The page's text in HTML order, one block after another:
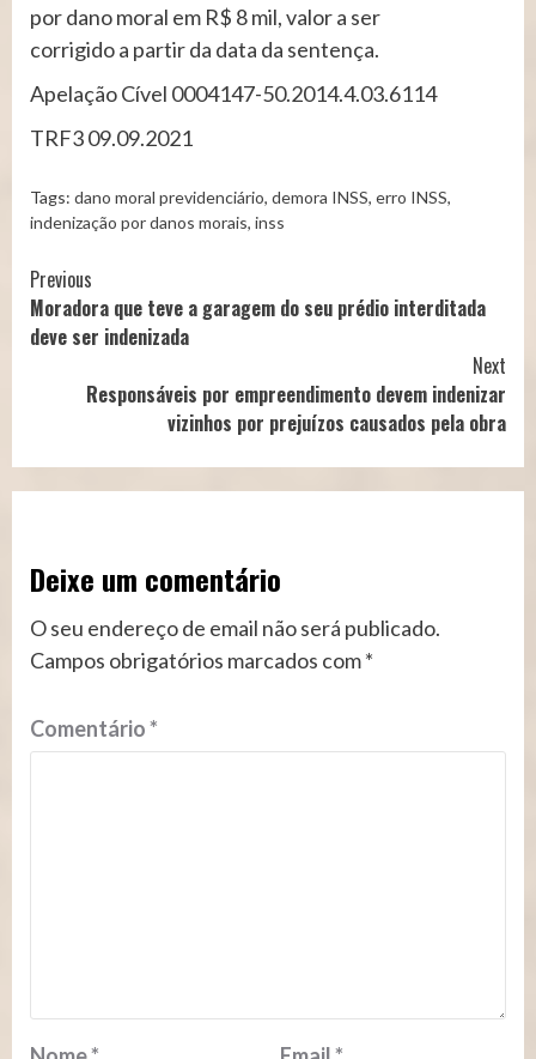
por dano moral em R$ 8 mil, valor a ser
corrigido a partir da data da sentença.
Apelação Cível 0004147-50.2014.4.03.6114
TRF3 09.09.2021
Tags: dano moral previdenciário, demora INSS, erro INSS,
indenização por danos morais, inss
Continue
Reading
Previous
Moradora que teve a garagem do seu prédio interditada
deve ser indenizada
Next
Responsáveis por empreendimento devem indenizar
vizinhos por prejuízos causados pela obra
Deixe um comentário
O seu endereço de email não será publicado.
Campos obrigatórios marcados com*
Comentário*